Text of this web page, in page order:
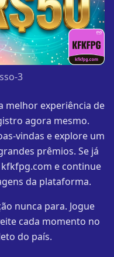
3
melhor experiência de
agora mesmo.
vindas e explore um
prêmios. Se já
e continue
da plataforma.
nunca para. Jogue
cada momento no
do país.